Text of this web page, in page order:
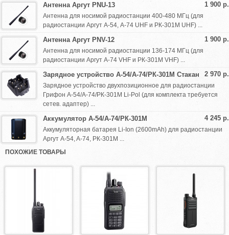
1 900 р.
Антенна Аргут PNU-13
Антенна для носимой радиостанции 400-480 МГц (для
радиостанции Аргут А-54, А-74 UHF и РК-301М UHF) ...
1 900 р.
Антенна Аргут PNV-12
Антенна для носимой радиостанции 136-174 МГц (для
радиостанции Аргут А-74 VHF и РК-301М VHF) ...
2 970 р.
Зарядное устройство А-54/А-74/РК-301М Стакан
Зарядное устройство двухпозиционное для радиостанции
Грифон А-54/А-74/РК-301М Li-Pol (для комплекта требуется
сетев. адаптер) ...
4 245 р.
Аккумулятор А-54/A-74/РК-301М
Аккумуляторная батарея Li-Ion (2600mAh) для радиостанции
Аргут A-54, A-74, РК-301М ...
ПОХОЖИЕ ТОВАРЫ